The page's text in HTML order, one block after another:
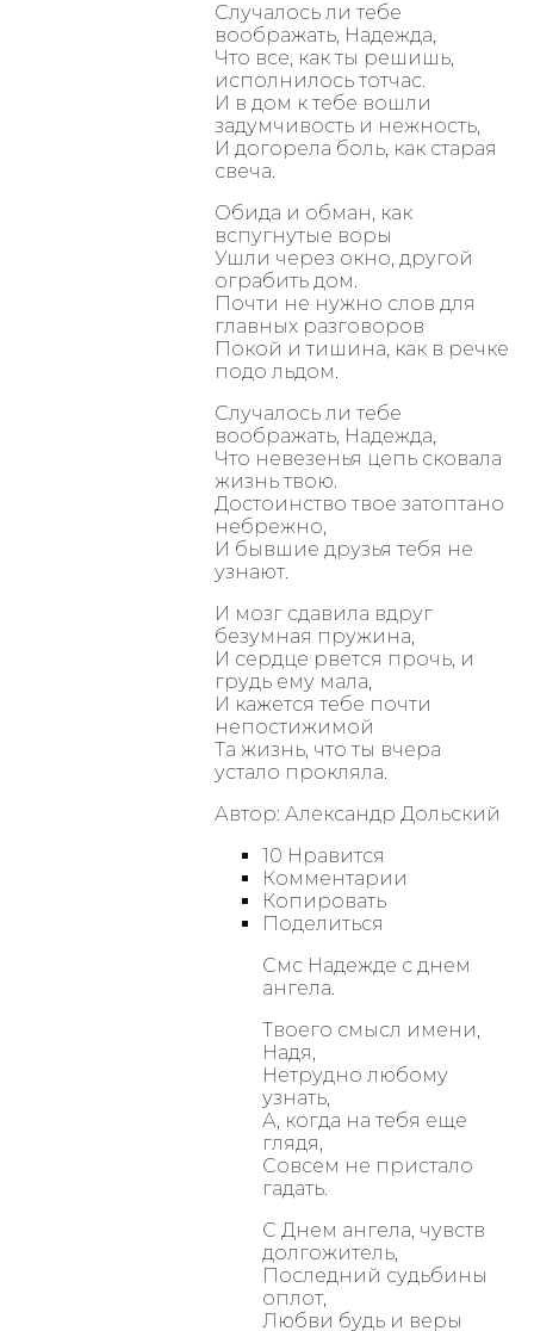
Случалось ли тебе
воображать, Надежда,
Что все, как ты решишь,
исполнилось тотчас.
И в дом к тебе вошли
задумчивость и нежность,
И догорела боль, как старая
свеча.
Обида и обман, как
вспугнутые воры
Ушли через окно, другой
ограбить дом.
Почти не нужно слов для
главных разговоров
Покой и тишина, как в речке
подо льдом.
Случалось ли тебе
воображать, Надежда,
Что невезенья цепь сковала
жизнь твою.
Достоинство твое затоптано
небрежно,
И бывшие друзья тебя не
узнают.
И мозг сдавила вдруг
безумная пружина,
И сердце рвется прочь, и
грудь ему мала,
И кажется тебе почти
непостижимой
Та жизнь, что ты вчера
устало прокляла.
Автор: Александр Дольский
10 Нравится
Комментарии
Копировать
Поделиться
Смс Надежде с днем
ангела.
Твоего смысл имени,
Надя,
Нетрудно любому
узнать,
А, когда на тебя еще
глядя,
Совсем не пристало
гадать.
С Днем ангела, чувств
долгожитель,
Последний судьбины
оплот,
Любви будь и веры